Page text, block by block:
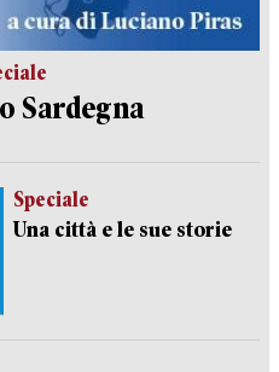
Sardegna
Speciale
Una città e le sue storie